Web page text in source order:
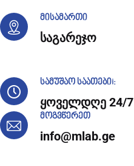
მისამართი
საგარეჯო
სამუშაო საათებიi:
ყოველდღე 24/7
მოგვწერეთ
info@mlab.ge